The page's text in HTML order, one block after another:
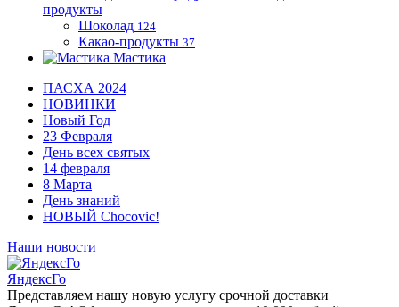
продукты
Шоколад 124
Какао-продукты 37
Мастика
ПАСХА 2024
НОВИНКИ
Новый Год
23 Февраля
День всех святых
14 февраля
8 Марта
День знаний
НОВЫЙ Chocovic!
Наши новости
ЯндексГо
Представляем нашу новую услугу срочной доставки